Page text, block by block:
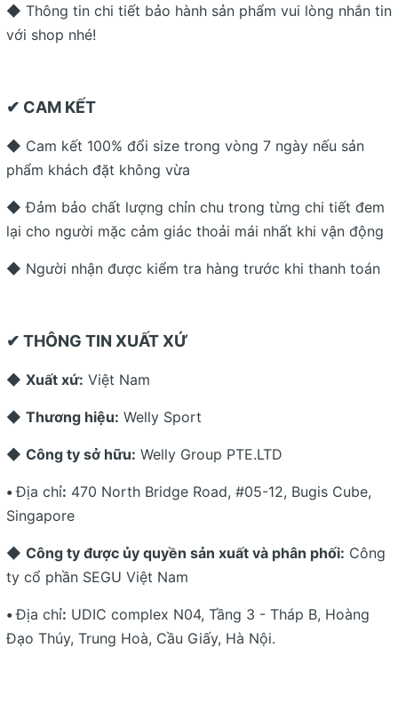
◆ Thông tin chi tiết bảo hành sản phẩm vui lòng nhắn tin
với shop nhé!
✔ CAM KẾT
◆ Cam kết 100% đổi size trong vòng 7 ngày nếu sản
phẩm khách đặt không vừa
◆ Đảm bảo chất lượng chỉn chu trong từng chi tiết đem
lại cho người mặc cảm giác thoải mái nhất khi vận động
◆ Người nhận được kiểm tra hàng trước khi thanh toán
✔ THÔNG TIN XUẤT XỨ
◆ Xuất xứ: Việt Nam
◆ Thương hiệu: Welly Sport
◆ Công ty sở hữu: Welly Group PTE.LTD
•Địa chỉ: 470 North Bridge Road, #05-12, Bugis Cube,
Singapore
◆ Công ty được ủy quyền sản xuất và phân phối: Công
ty cổ phần SEGU Việt Nam
•Địa chỉ: UDIC complex N04, Tầng 3 - Tháp B, Hoàng
Đạo Thúy, Trung Hoà, Cầu Giấy, Hà Nội.